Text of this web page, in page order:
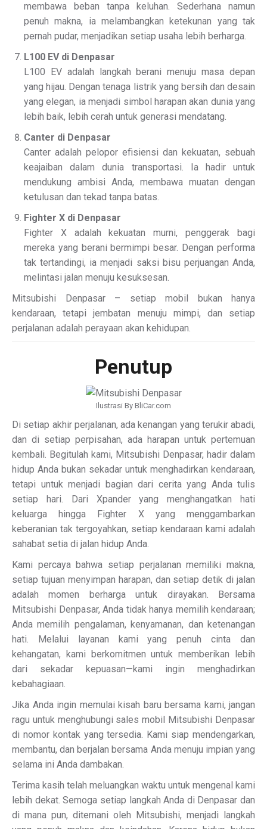
membawa beban tanpa keluhan. Sederhana namun
penuh makna, ia melambangkan ketekunan yang tak
pernah pudar, menjadikan setiap usaha lebih berharga.
L100 EV di Denpasar
L100 EV adalah langkah berani menuju masa depan
yang hijau. Dengan tenaga listrik yang bersih dan desain
yang elegan, ia menjadi simbol harapan akan dunia yang
lebih baik, lebih cerah untuk generasi mendatang.
Canter di Denpasar
Canter adalah pelopor efisiensi dan kekuatan, sebuah
keajaiban dalam dunia transportasi. Ia hadir untuk
mendukung ambisi Anda, membawa muatan dengan
ketulusan dan tekad tanpa batas.
Fighter X di Denpasar
Fighter X adalah kekuatan murni, penggerak bagi
mereka yang berani bermimpi besar. Dengan performa
tak tertandingi, ia menjadi saksi bisu perjuangan Anda,
melintasi jalan menuju kesuksesan.
Mitsubishi Denpasar – setiap mobil bukan hanya
kendaraan, tetapi jembatan menuju mimpi, dan setiap
perjalanan adalah perayaan akan kehidupan.
Penutup
Ilustrasi By BliCar.com
Di setiap akhir perjalanan, ada kenangan yang terukir abadi,
dan di setiap perpisahan, ada harapan untuk pertemuan
kembali. Begitulah kami, Mitsubishi Denpasar, hadir dalam
hidup Anda bukan sekadar untuk menghadirkan kendaraan,
tetapi untuk menjadi bagian dari cerita yang Anda tulis
setiap hari. Dari Xpander yang menghangatkan hati
keluarga hingga Fighter X yang menggambarkan
keberanian tak tergoyahkan, setiap kendaraan kami adalah
sahabat setia di jalan hidup Anda.
Kami percaya bahwa setiap perjalanan memiliki makna,
setiap tujuan menyimpan harapan, dan setiap detik di jalan
adalah momen berharga untuk dirayakan. Bersama
Mitsubishi Denpasar, Anda tidak hanya memilih kendaraan;
Anda memilih pengalaman, kenyamanan, dan ketenangan
hati. Melalui layanan kami yang penuh cinta dan
kehangatan, kami berkomitmen untuk memberikan lebih
dari sekadar kepuasan—kami ingin menghadirkan
kebahagiaan.
Jika Anda ingin memulai kisah baru bersama kami, jangan
ragu untuk menghubungi sales mobil Mitsubishi Denpasar
di nomor kontak yang tersedia. Kami siap mendengarkan,
membantu, dan berjalan bersama Anda menuju impian yang
selama ini Anda dambakan.
Terima kasih telah meluangkan waktu untuk mengenal kami
lebih dekat. Semoga setiap langkah Anda di Denpasar dan
di mana pun, ditemani oleh Mitsubishi, menjadi langkah